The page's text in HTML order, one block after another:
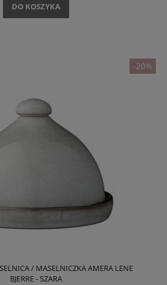
DO KOSZYKA
/ MASELNICZKA AMERA LENE
BJERRE - SZARA
-20%